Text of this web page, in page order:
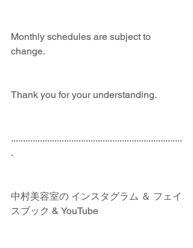
Monthly schedules are subject to
change.
Thank you for your understanding.
.......................................................................
.
中村美容室の インスタグラム ＆ フェイ
スブック & YouTube